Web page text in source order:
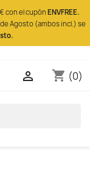
con el cupón ENVFREE.
Agosto (ambos incl.) se
shopping_cart (0)
